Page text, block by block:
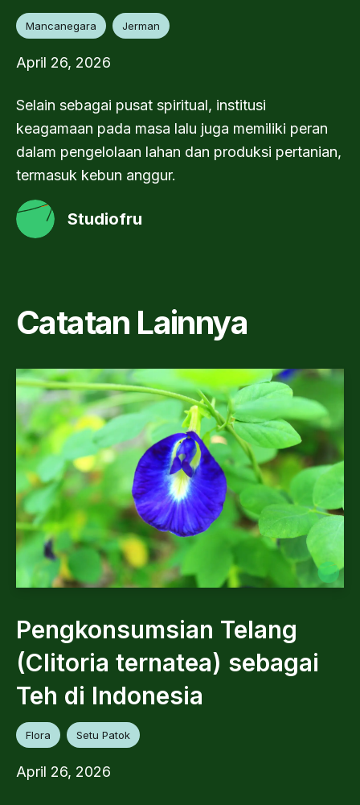
Mancanegara Jerman
April 26, 2026
Selain sebagai pusat spiritual, institusi
keagamaan pada masa lalu juga memiliki peran
dalam pengelolaan lahan dan produksi pertanian,
termasuk kebun anggur.
Studiofru
Catatan Lainnya
Pengkonsumsian Telang
(Clitoria ternatea) sebagai
Teh di Indonesia
Flora Setu Patok
April 26, 2026